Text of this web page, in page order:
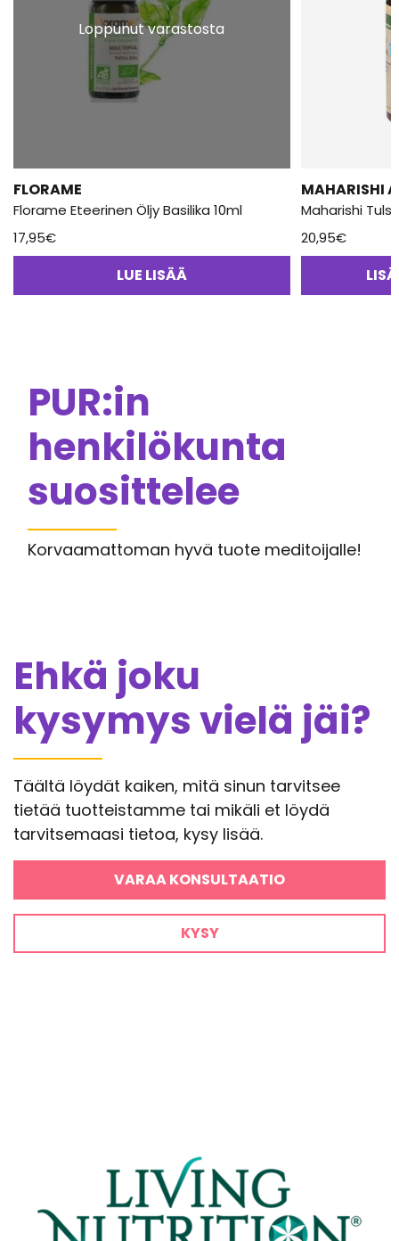
Loppunut varastosta
FLORAME
Florame Eteerinen Öljy Basilika 10ml
17,95€
LUE LISÄÄ
MAHARISHI
Maharishi Tulsi
20,95€
PUR:in
henkilökunta
suosittelee
Korvaamattoman hyvä tuote meditoijalle!
Ehkä joku
kysymys vielä jäi?
Täältä löydät kaiken, mitä sinun tarvitsee
tietää tuotteistamme tai mikäli et löydä
tarvitsemaasi tietoa, kysy lisää.
VARAA KONSULTAATIO
KYSY